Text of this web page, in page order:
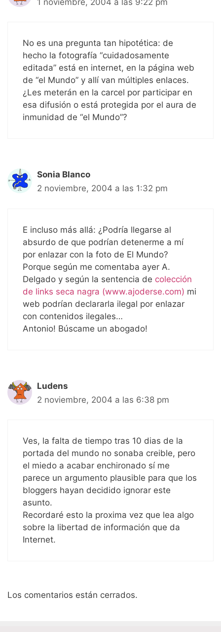
No es una pregunta tan hipotética: de
hecho la fotografía “cuidadosamente
editada” está en internet, en la página web
de “el Mundo” y allí van múltiples enlaces.
¿Les meterán en la carcel por participar en
esa difusión o está protegida por el aura de
inmunidad de “el Mundo”?
Sonia Blanco
2 noviembre, 2004 a las 1:32 pm
E incluso más allá: ¿Podría llegarse al
absurdo de que podrían detenerme a mí
por enlazar con la foto de El Mundo?
Porque según me comentaba ayer A.
Delgado y según la sentencia de colección
de links seca nagra (www.ajoderse.com) mi
web podrían declararla ilegal por enlazar
con contenidos ilegales…
Antonio! Búscame un abogado!
Ludens
2 noviembre, 2004 a las 6:38 pm
Ves, la falta de tiempo tras 10 dias de la
portada del mundo no sonaba creible, pero
el miedo a acabar enchironado sí me
parece un argumento plausible para que los
bloggers hayan decidido ignorar este
asunto.
Recordaré esto la proxima vez que lea algo
sobre la libertad de información que da
Internet.
Los comentarios están cerrados.